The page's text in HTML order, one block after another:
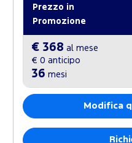
Prezzo in
Promozione
€ 368 al mese
€ 0 anticipo
36 mesi
Modifica